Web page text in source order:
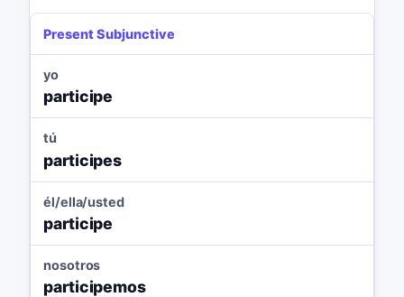
Present Subjunctive
yo
participe
tú
participes
él/ella/usted
participe
nosotros
participemos